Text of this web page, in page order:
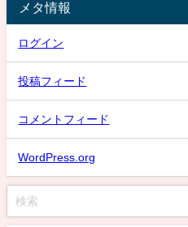
メタ情報
ログイン
投稿フィード
コメントフィード
WordPress.org